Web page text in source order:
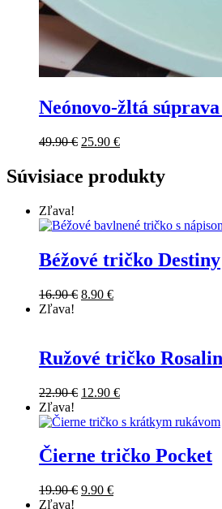
Neónovo-žltá
49.90€ 25.90 €
Súvisiace produkty
Zľava!
Béžové tričko Destiny
16.90€ 8.90 €
Zľava!
Ružové tričko
22.90€ 12.90 €
Zľava!
Čierne tričko Pocket
19.90€ 9.90 €
Zľava!